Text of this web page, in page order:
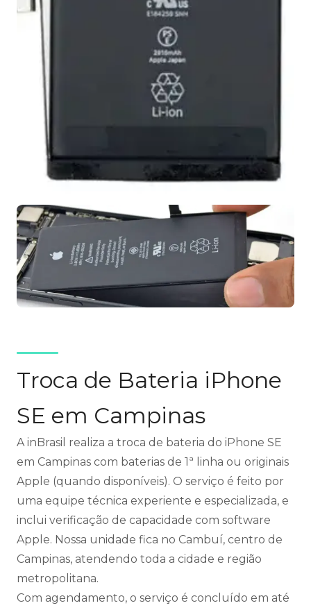
Troca de Bateria iPhone
SE em Campinas
A inBrasil realiza a troca de bateria do iPhone SE
em Campinas com baterias de 1ª linha ou originais
Apple (quando disponíveis). O serviço é feito por
uma equipe técnica experiente e especializada, e
inclui verificação de capacidade com software
Apple. Nossa unidade fica no Cambuí, centro de
Campinas, atendendo toda a cidade e região
metropolitana.
Com agendamento, o serviço é concluído em até